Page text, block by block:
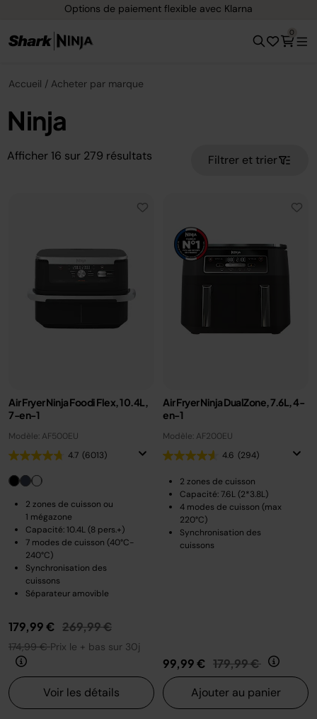
Options de paiement flexible avec Klarna
0
Accueil Acheter par marque
Ninja
Afficher 16 sur 279 résultats Filtrer et trier
Air Fryer Ninja Foodi Flex, 10.4L,
7-en-1
Modèle: AF500EU
4.7 (6013)
2 zones de cuisson ou
1 mégazone
Capacité: 10.4L (8 pers.+)
7 modes de cuisson (40°C-
240°C)
Synchronisation des
cuissons
Séparateur amovible
179,99 € Prix réduit de
269,99 €au
174,99 €Prix le + bas sur 30j
Voir les détails
Air Fryer Ninja DualZone, 7.6L, 4-
en-1
Modèle: AF200EU
4.6 (294)
2 zones de cuisson
Capacité: 7.6L (2*3.8L)
4 modes de cuisson (max
220°C)
Synchronisation des
cuissons
99,99 € Prix réduit de
179,99 € au
Ajouter au panier